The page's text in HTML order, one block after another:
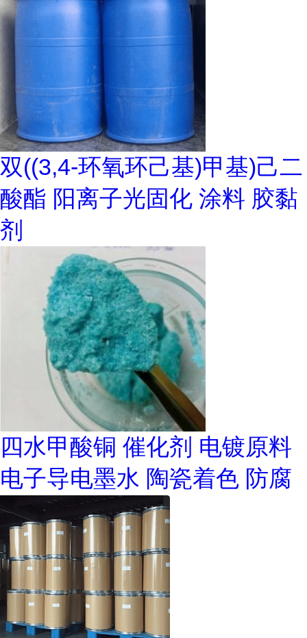
双((3,4-环氧环己基)甲基)己二
酸酯 阳离子光固化 涂料 胶黏
剂
四水甲酸铜 催化剂 电镀原料
电子导电墨水 陶瓷着色 防腐